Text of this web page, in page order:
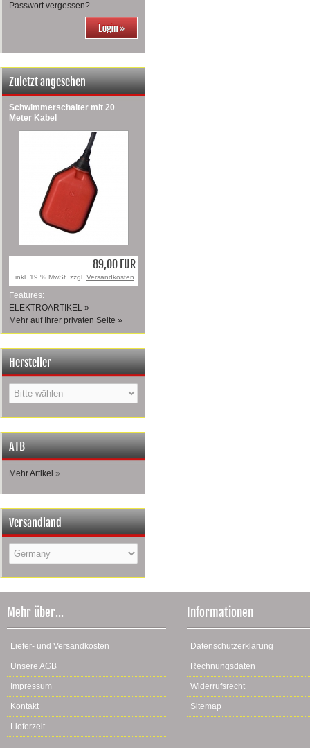
Passwort vergessen?
Zuletzt angesehen
Schwimmerschalter mit 20
Meter Kabel
89,00 EUR
inkl. 19 % MwSt. zzgl. Versandkosten
Features:
ELEKTROARTIKEL »
Mehr auf Ihrer privaten Seite »
Hersteller
ATB
Mehr Artikel »
Versandland
Mehr über...
Liefer- und Versandkosten
Unsere AGB
Impressum
Kontakt
Lieferzeit
Informationen
Datenschutzerklärung
Rechnungsdaten
Widerrufsrecht
Sitemap